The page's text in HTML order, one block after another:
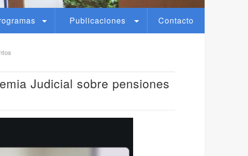
Publicaciones Contacto
Judicial sobre pensiones